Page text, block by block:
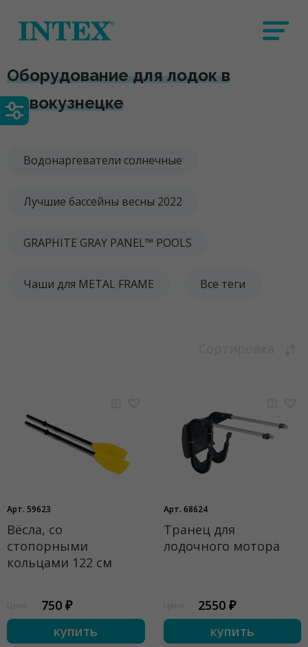
Оборудование для лодок в
Новокузнецке
Водонаргеватели солнечные
Лучшие бассейны весны 2022
GRAPHITE GRAY PANEL™ POOLS
Чаши для METAL FRAME Все теги
Арт. 59623
Вёсла, со
стопорными
кольцами 122 см
750 ₽
купить
Арт. 68624
Транец для
лодочного мотора
2550 ₽
купить